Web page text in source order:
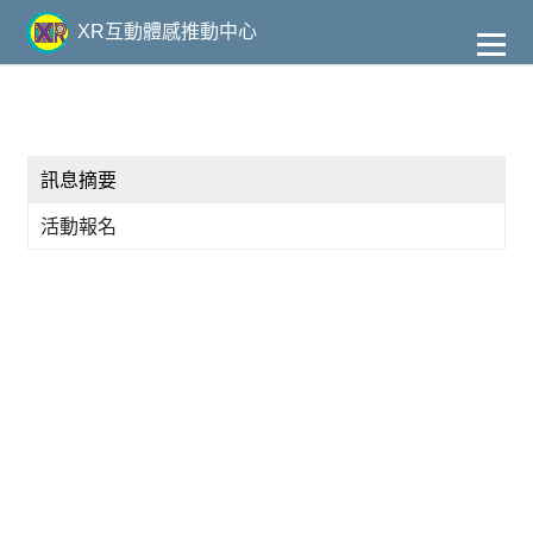
主
要
XR互動體感推動中心
訊息摘要
活動報名